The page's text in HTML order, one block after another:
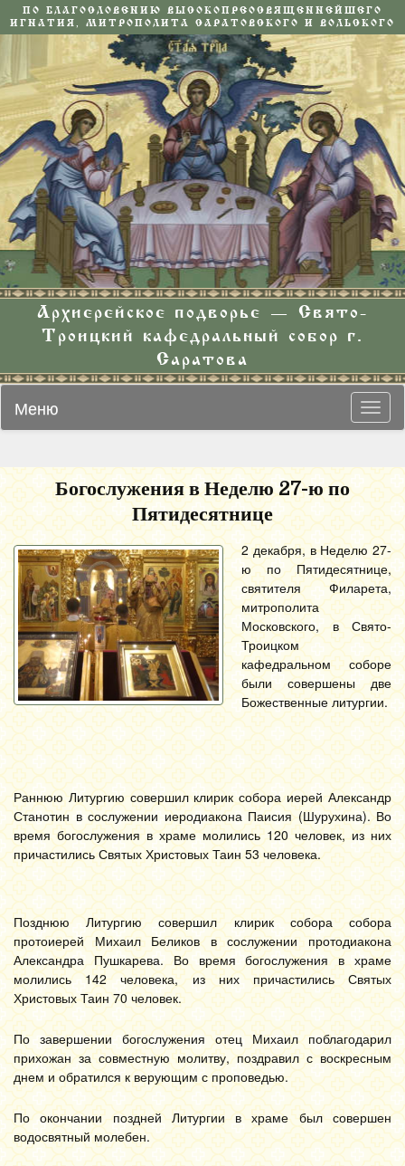
ПО БЛАГОСЛОВЕНИЮ ВЫСОКОПРЕОСВЯЩЕННЕЙШЕГО
ИГНАТИЯ, МИТРОПОЛИТА САРАТОВСКОГО И ВОЛЬСКОГО
Архиерейское подворье — Свято-
Троицкий кафедральный собор г.
Саратова
Меню
Богослужения в Неделю 27-ю по
Пятидесятнице
2 декабря, в Неделю 27-
ю по Пятидесятнице,
святителя Филарета,
митрополита
Московского, в Свято-
Троицком
кафедральном соборе
были совершены две
Божественные литургии.
Раннюю Литургию совершил клирик собора иерей Александр
Станотин в сослужении иеродиакона Паисия (Шурухина). Во
время богослужения в храме молились 120 человек, из них
причастились Святых Христовых Таин 53 человека.
Позднюю Литургию совершил клирик собора собора
протоиерей Михаил Беликов в сослужении протодиакона
Александра Пушкарева. Во время богослужения в храме
молились 142 человека, из них причастились Святых
Христовых Таин 70 человек.
По завершении богослужения отец Михаил поблагодарил
прихожан за совместную молитву, поздравил с воскресным
днем и обратился к верующим с проповедью.
По окончании поздней Литургии в храме был совершен
водосвятный молебен.